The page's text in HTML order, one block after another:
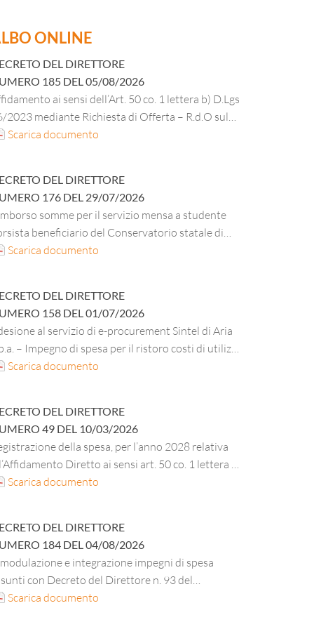
ONLINE
DEL DIRETTORE
185 DEL05/08/2026
ai sensi dell’Art. 50 co. 1 lettera b) D.Lgs
2023 mediante Richiesta di Offerta – R.d.O sul
per la fornitura di materiale di cancelleria,
Scarica documento
DEL DIRETTORE
176 DEL 29/07/2026
somme per il servizio mensa a studente
beneficiario del Conservatorio statale di
“E. F. Dall’Abaco” di Verona A.A. 2025/2026.
Scarica documento
DEL DIRETTORE
158 DEL01/07/2026
al servizio di e-procurement Sintel di Aria
– Impegno di spesa per il ristoro costi di utilizzo
2026.
Scarica documento
DEL DIRETTORE
49 DEL 10/03/2026
della spesa, per l’anno 2028 relativa
Diretto ai sensi art. 50 co. 1 lettera b)
Lgs. 36/2023, del servizio di analisi autocontrollo
– periodo 01.06.2025 – 31.05.2031. CIG
Scarica documento
DEL DIRETTORE
184 DEL04/08/2026
e integrazione impegni di spesa
con Decreto del Direttore n. 93 del
ad oggetto “Convenzione per la fornitura
Scarica documento